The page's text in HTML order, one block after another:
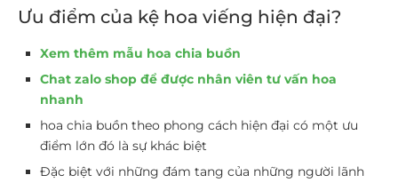
Ưu điểm của kệ hoa viếng hiện đại?
Xem thêm mẫu hoa chia buồn
Chat zalo shop để được nhân viên tư vấn hoa
nhanh
hoa chia buồn theo phong cách hiện đại có một ưu
điểm lớn đó là sự khác biệt
Đặc biệt với những đám tang của những người lãnh